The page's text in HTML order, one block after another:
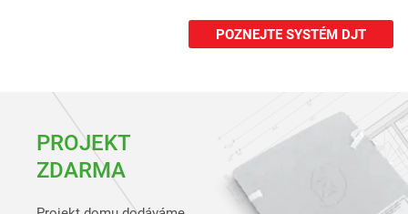
POZNEJTE SYSTÉM DJT
PROJEKT
ZDARMA